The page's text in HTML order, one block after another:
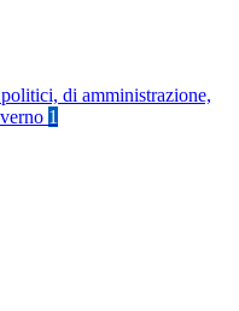
di amministrazione,
1